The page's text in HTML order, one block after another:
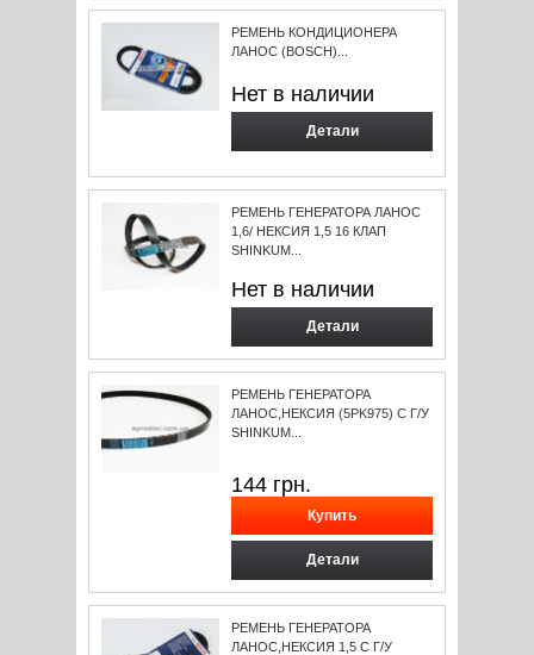
РЕМЕНЬ КОНДИЦИОНЕРА
ЛАНОС (BOSCH)...
Нет в наличии
Детали
РЕМЕНЬ ГЕНЕРАТОРА ЛАНОС
1,6/ НЕКСИЯ 1,5 16 КЛАП
SHINKUM...
Нет в наличии
Детали
РЕМЕНЬ ГЕНЕРАТОРА
ЛАНОС,НЕКСИЯ (5PK975) С Г/У
SHINKUM...
144 грн.
Детали
РЕМЕНЬ ГЕНЕРАТОРА
ЛАНОС,НЕКСИЯ 1,5 С Г/У